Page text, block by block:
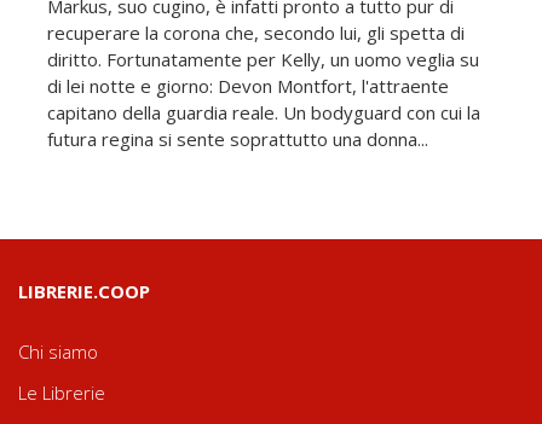
Markus, suo cugino, è infatti pronto a tutto pur di
recuperare la corona che, secondo lui, gli spetta di
diritto. Fortunatamente per Kelly, un uomo veglia su
di lei notte e giorno: Devon Montfort, l'attraente
capitano della guardia reale. Un bodyguard con cui la
futura regina si sente soprattutto una donna...
LIBRERIE.COOP
Chi siamo
Le Librerie